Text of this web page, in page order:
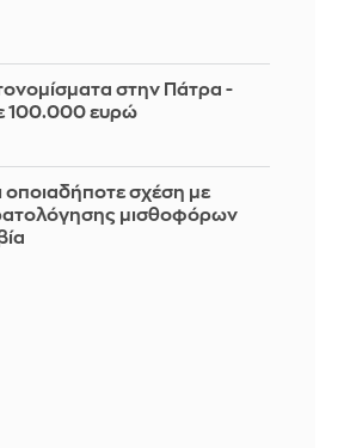
στην Πάτρα -
100.000 ευρώ
οποιαδήποτε σχέση με
μισθοφόρων